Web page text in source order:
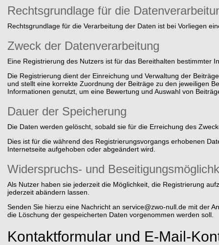
Rechtsgrundlage für die
Rechtsgrundlage für die Verarbeitung der Daten ist bei Vorliegen
Zweck der Datenverarbeitung
Eine Registrierung des Nutzers ist für das Bereithalten bestimmter
Die Registrierung dient der Einreichung und Verwaltung der
und stellt eine korrekte Zuordnung der Beiträge zu den jeweiligen
Informationen genutzt, um eine Bewertung und Auswahl von
Dauer der Speicherung
Die Daten werden gelöscht, sobald sie für die Erreichung des
Dies ist für die während des Registrierungsvorgangs erhobenen
Internetseite aufgehoben oder abgeändert wird.
Widerspruchs- und
Als Nutzer haben sie jederzeit die Möglichkeit, die Registrierung
jederzeit abändern lassen.
Senden Sie hierzu eine Nachricht an service@zwo-null.de mit der
die Löschung der gespeicherten Daten vorgenommen werden soll.
Kontaktformular und E-Mail-